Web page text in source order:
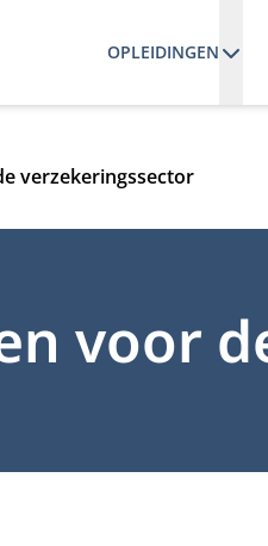
OPLEIDINGEN
verzekeringssector
voor